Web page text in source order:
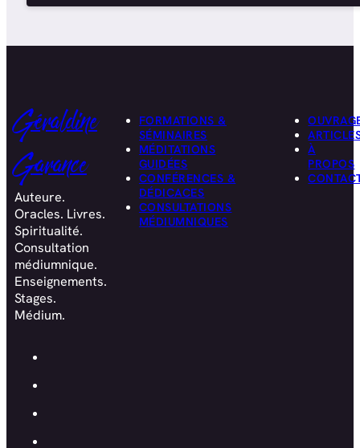
Géraldine
Garance
Auteure.
Oracles. Livres.
Spiritualité.
Consultation
médiumnique.
Enseignements.
Stages.
Médium.
FORMATIONS &
SÉMINAIRES
MÉDITATIONS
GUIDÉES
CONFÉRENCES &
DÉDICACES
CONSULTATIONS
MÉDIUMNIQUES
À
PROPOS